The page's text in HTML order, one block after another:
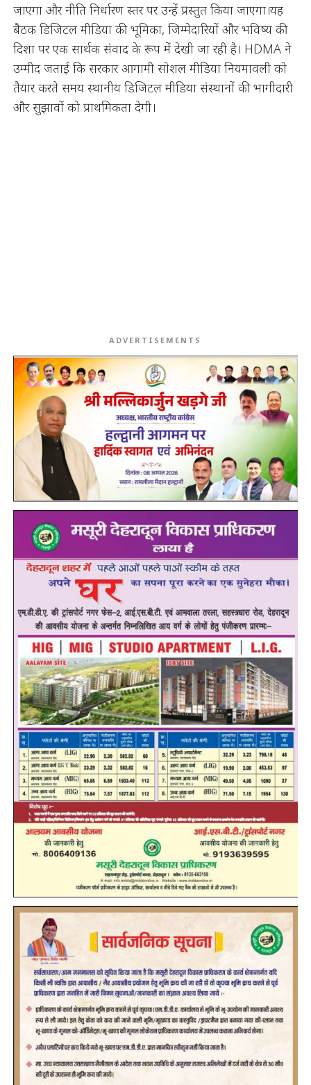
जाएगा और नीति निर्धारण स्तर पर उन्हें प्रस्तुत किया जाएगा।यह
बैठक डिजिटल मीडिया की भूमिका, जिम्मेदारियों और भविष्य की
दिशा पर एक सार्थक संवाद के रूप में देखी जा रही है। HDMA ने
उम्मीद जताई कि सरकार आगामी सोशल मीडिया नियमावली को
तैयार करते समय स्थानीय डिजिटल मीडिया संस्थानों की भागीदारी
और सुझावों को प्राथमिकता देगी।
ADVERTISEMENTS